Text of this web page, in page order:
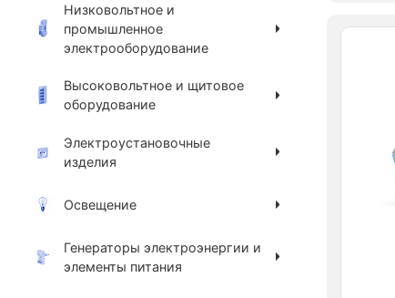
Низковольтное и
промышленное
электрооборудование
Высоковольтное и щитовое
оборудование
Электроустановочные
изделия
Освещение
Генераторы электроэнергии и
элементы питания